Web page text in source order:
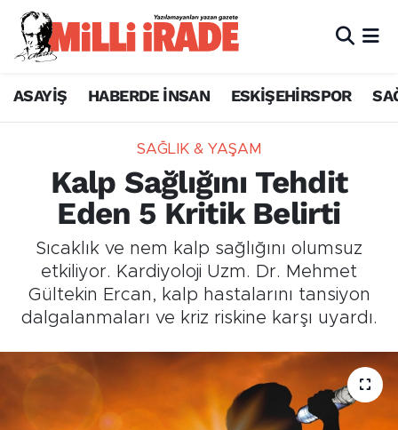
ASAYİŞ HABERDE İNSAN ESKİŞEHİRSPOR
SAĞLIK & YAŞAM
Kalp Sağlığını Tehdit
Eden 5 Kritik Belirti
Sıcaklık ve nem kalp sağlığını olumsuz
etkiliyor. Kardiyoloji Uzm. Dr. Mehmet
Gültekin Ercan, kalp hastalarını tansiyon
dalgalanmaları ve kriz riskine karşı uyardı.